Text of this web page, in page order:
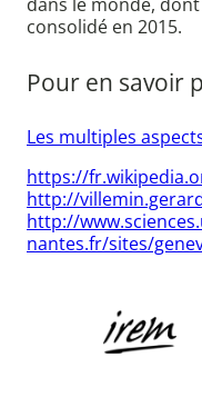
consolidé en 2015.
Pour en savoir
Les multiples
https://
http://
http://
nantes.fr/sites/